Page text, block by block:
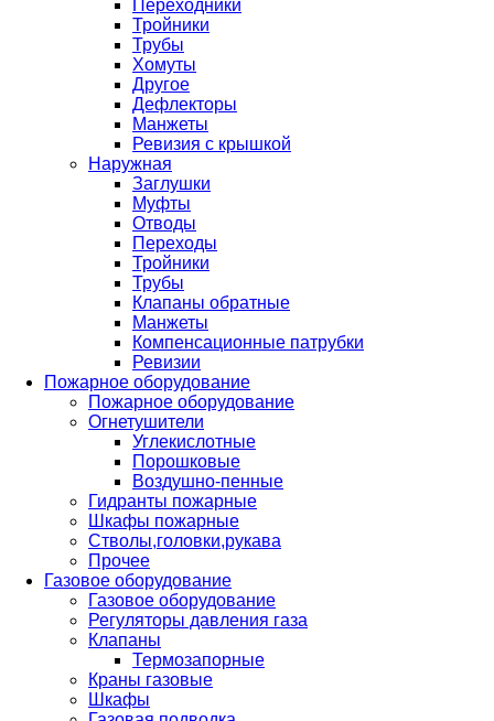
Переходники
Тройники
Трубы
Хомуты
Другое
Дефлекторы
Манжеты
Ревизия с крышкой
Наружная
Заглушки
Муфты
Отводы
Переходы
Тройники
Трубы
Клапаны обратные
Манжеты
Компенсационные патрубки
Ревизии
Пожарное оборудование
Пожарное оборудование
Огнетушители
Углекислотные
Порошковые
Воздушно-пенные
Гидранты пожарные
Шкафы пожарные
Стволы,головки,рукава
Прочее
Газовое оборудование
Газовое оборудование
Регуляторы давления газа
Клапаны
Термозапорные
Краны газовые
Шкафы